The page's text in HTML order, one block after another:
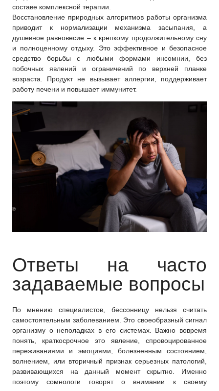
составе комплексной терапии.
Восстановление природных алгоритмов работы организма
приводит к нормализации механизма засыпания, а
душевное равновесие – к крепкому продолжительному сну
и полноценному отдыху. Это эффективное и безопасное
средство борьбы с любыми формами инсомнии, без
побочных явлений и ограничений по верхней планке
возраста. Продукт не вызывает аллергии, поддерживает
работу печени и повышает иммунитет.
Ответы на часто
задаваемые вопросы
По мнению специалистов, бессонницу нельзя считать
самостоятельным заболеванием. Это своеобразный сигнал
организму о неполадках в его системах. Важно вовремя
понять, краткосрочное это явление, спровоцированное
переживаниями и эмоциями, болезненным состоянием,
волнением, или вторичный признак серьезных патологий,
развивающихся на данный момент скрытно. Именно
поэтому сомнологи говорят о внимании к своему